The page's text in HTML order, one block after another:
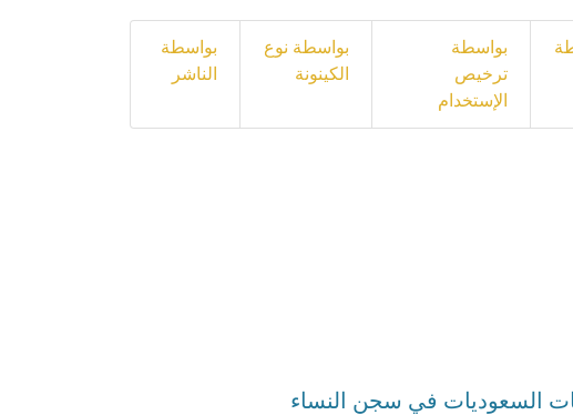
بواسطة
ترخيص
الإستخدام
بواسطة نوع
الكينونة
بواسطة
الناشر
السعوديات في سجن النساء